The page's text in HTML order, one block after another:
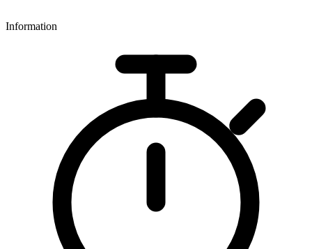
Information